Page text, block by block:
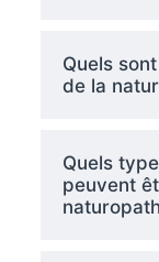
Quels
de la
Quels
peuvent